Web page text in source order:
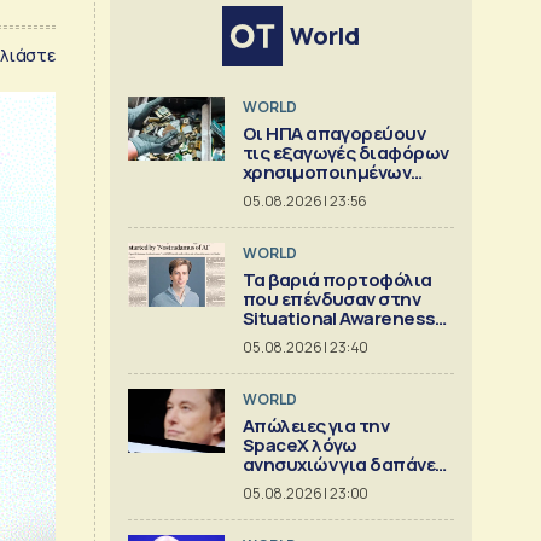
World
WORLD
Οι ΗΠΑ απαγορεύουν
τις εξαγωγές διαφόρων
χρησιμοποιημένων
κρίσιμων ορυκτών
05.08.2026 | 23:56
WORLD
Τα βαριά πορτοφόλια
που επένδυσαν στην
Situational Awareness
πριν καταρρεύσει
05.08.2026 | 23:40
WORLD
Απώλειες για την
SpaceX λόγω
ανησυχιών για δαπάνες
ΑΙ
05.08.2026 | 23:00